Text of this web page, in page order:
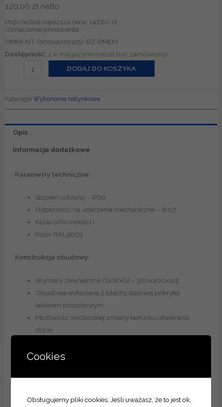
120,00 zł
Poprzednia najniższa cena: 147,60 zł
Oznaczenie producenta:
OMM-NT-(300x400x125)-BZ-PMEM
Dostępność: 1 w magazynie (może być zamówiony)
ilość
przepustem
DODAJ DO KOSZYKA
Katerogie Wykonanie natynkowe
Opis
Informacje dodatkowe
Parametry techniczne:
Stopień ochrony – IP20
Odporność na uderzenia mechaniczne – IK07
Klasa ochronności I
Kolor RAL9003
Konstrukcja obudowy:
Wymiary zewnętrzne (SxWxG) – 300x400x125
Obudowa wykonana z blachy stalowej pokrytej
lakierem proszkowym
Możliwość swobodnej zmiany kierunku otwierania
drzwi
Wyposażenie:
proszkowo
Cookies
Obsługujemy pliki cookies. Jeśli uważasz, że to jest ok,